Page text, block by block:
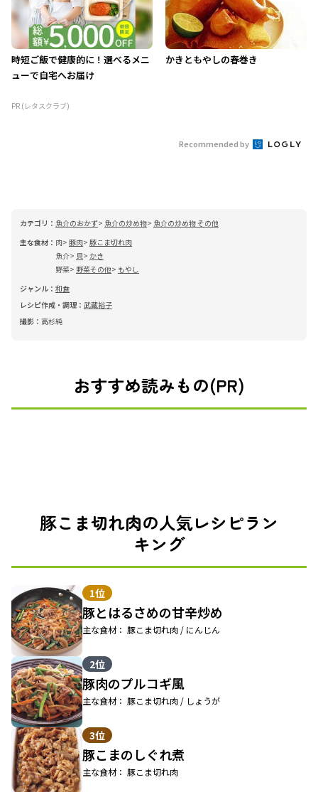
時短ご飯で健康的に！選べるメニ
ューで自宅へお届け
PR (レタスクラブ)
かきともやしの春巻き
Recommended by
カテゴリ： 魚介のおかず 魚介の炒め物
魚介の炒め物 その他
主な食材： 肉 豚肉 豚こま切れ肉
魚介
貝
かき
野菜
野菜その他
もやし
ジャンル： 和食
レシピ作成・調理： 武蔵裕子
撮影： 高杉純
おすすめ読みもの(PR)
豚こま切れ肉の人気レシピラン
キング
1位
豚とはるさめの甘辛炒め
主な食材： 豚こま切れ肉 / にんじん
2位
豚肉のプルコギ風
主な食材： 豚こま切れ肉 / しょうが
3位
豚こまのしぐれ煮
主な食材： 豚こま切れ肉